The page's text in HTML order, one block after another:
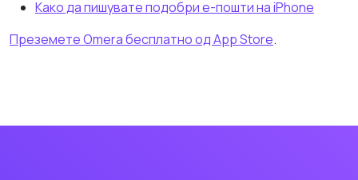
Како да пишувате подобри е-пошти на iPhone
Преземете Omera бесплатно од App Store.